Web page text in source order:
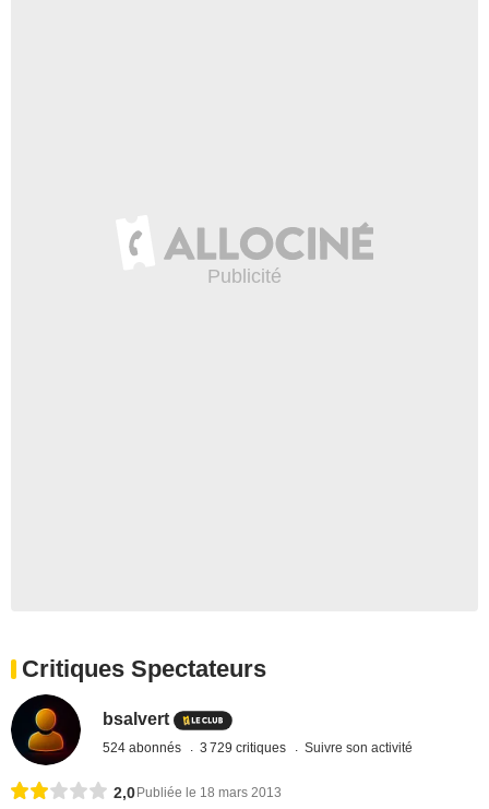
Critiques Spectateurs
bsalvert
524 abonnés 3 729 critiques Suivre son activité
2,0Publiée le 18 mars 2013